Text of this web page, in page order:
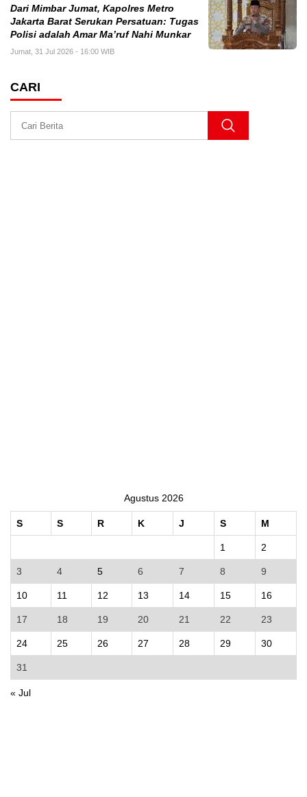
Dari Mimbar Jumat, Kapolres Metro
Jakarta Barat Serukan Persatuan: Tugas
Polisi adalah Amar Ma’ruf Nahi Munkar
Jumat, 31 Jul 2026 - 16:00 WIB
CARI
Agustus 2026
S S R K J S M
1 2
3 4 5 6 7 8 9
10 11 12 13 14 15 16
17 18 19 20 21 22 23
24 25 26 27 28 29 30
31
« Jul